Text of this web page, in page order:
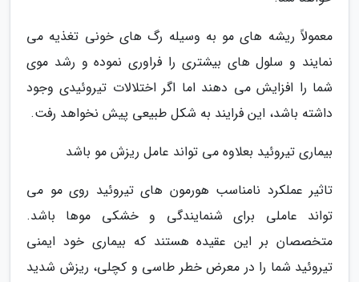
معمولاً ریشه های مو به وسیله رگ های خونی تغذیه می
نمایند و سلول های بیشتری را فراوری نموده و رشد موی
شما را افزایش می دهند اما اگر اختلالات تیروئیدی وجود
داشته باشد، این فرایند به شکل طبیعی پیش نخواهد رفت.
بیماری تیروئید بعلاوه می تواند عامل ریزش مو باشد
تاثیر عملکرد نامناسب هورمون های تیروئید روی مو می
تواند عاملی برای شنمایندگی و خشکی موها باشد.
متخصصان بر این عقیده هستند که بیماری خود ایمنی
تیروئید شما را در معرض خطر طاسی و کچلی، ریزش شدید